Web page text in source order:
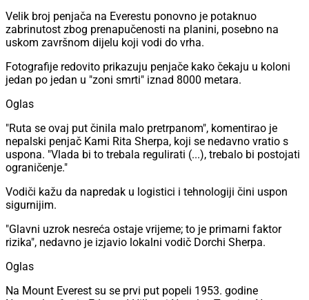
Velik broj penjača na Everestu ponovno je potaknuo
zabrinutost zbog prenapučenosti na planini, posebno na
uskom završnom dijelu koji vodi do vrha.
Fotografije redovito prikazuju penjače kako čekaju u koloni
jedan po jedan u "zoni smrti" iznad 8000 metara.
Oglas
"Ruta se ovaj put činila malo pretrpanom", komentirao je
nepalski penjač Kami Rita Sherpa, koji se nedavno vratio s
uspona. "Vlada bi to trebala regulirati (...), trebalo bi postojati
ograničenje."
Vodiči kažu da napredak u logistici i tehnologiji čini uspon
sigurnijim.
"Glavni uzrok nesreća ostaje vrijeme; to je primarni faktor
rizika", nedavno je izjavio lokalni vodič Dorchi Sherpa.
Oglas
Na Mount Everest su se prvi put popeli 1953. godine